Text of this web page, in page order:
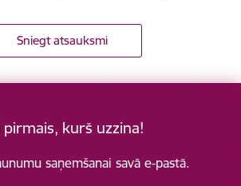
Sniegt atsauksmi
pirmais, kurš uzzina!
saņemšanai savā e-pastā.